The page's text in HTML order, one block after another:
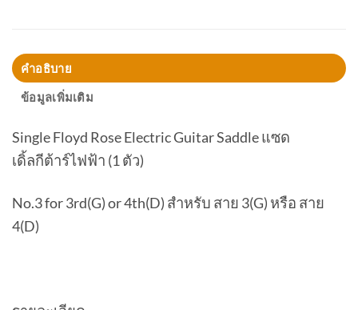
คำอธิบาย
ข้อมูลเพิ่มเติม
Single Floyd Rose Electric Guitar Saddle แซด
เดิ้ลกีต้าร์ไฟฟ้า (1 ตัว)
No.3 for 3rd(G) or 4th(D) สำหรับ สาย 3(G) หรือ สาย
4(D)